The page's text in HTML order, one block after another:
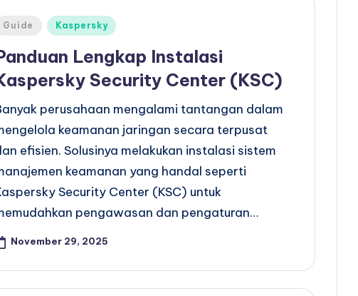
Guide Kaspersky
Lengkap Instalasi
Security Center (KSC)
perusahaan mengalami tantangan dalam
keamanan jaringan secara terpusat
efisien. Solusinya melakukan instalasi sistem
keamanan yang handal seperti
Security Center (KSC) untuk
pengawasan dan pengaturan…
November 29, 2025